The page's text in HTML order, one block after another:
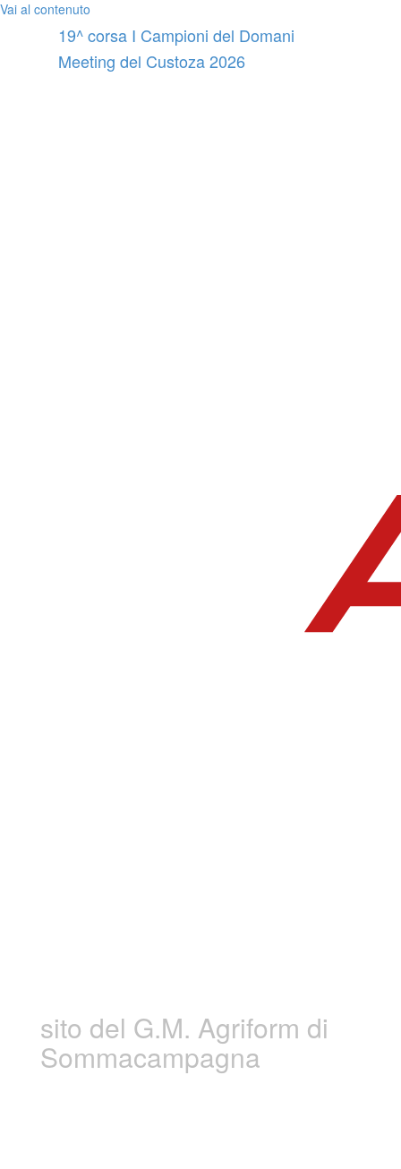
Vai al contenuto
19^ corsa I Campioni del Domani
Meeting del Custoza 2026
sito del G.M. Agriform di
Sommacampagna